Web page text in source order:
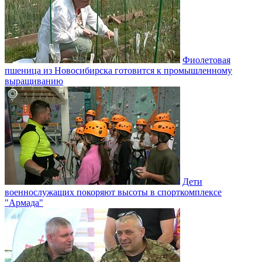
Фиолетовая
пшеница из Новосибирска готовится к промышленному
выращиванию
Дети
военнослужащих покоряют высоты в спорткомплексе
"Армада"